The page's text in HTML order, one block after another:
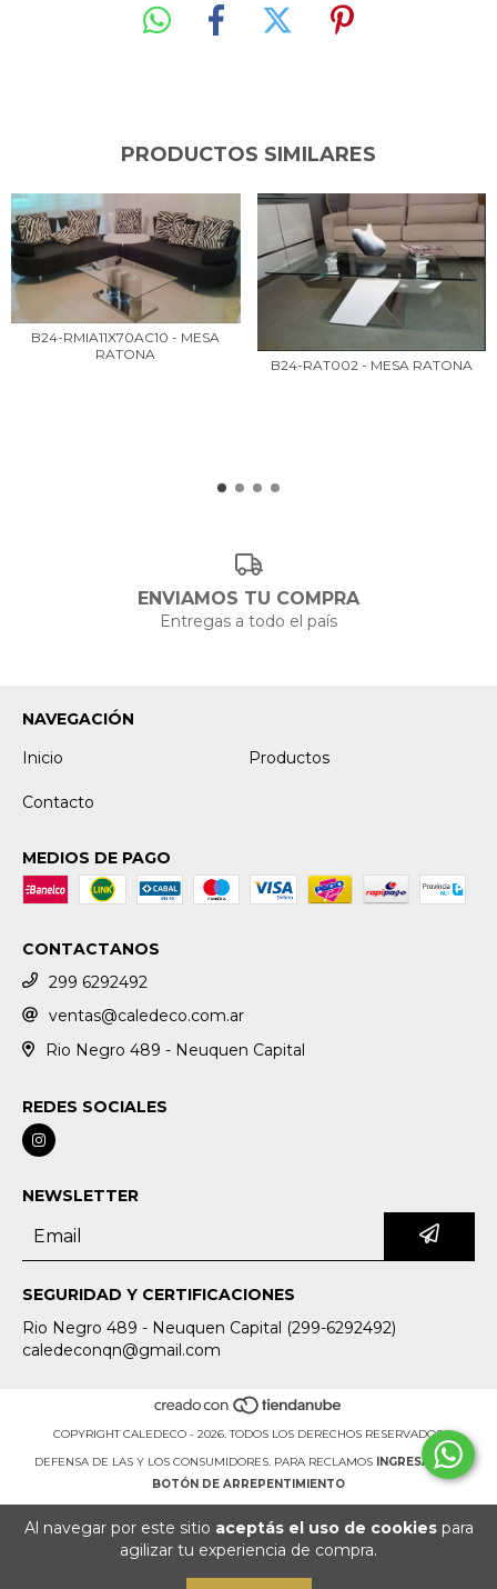
Al navegar por este sitio aceptás el uso de cookiespara
agilizar tu experiencia de compra.
PRODUCTOS SIMILARES
B24-RMIA11X70AC10 - MESA
RATONA
B24-RAT002 - MESA RATONA
ENVIAMOS TU COMPRA
Entregas a todo el país
NAVEGACIÓN
Inicio
Productos
Contacto
MEDIOS DE PAGO
CONTACTANOS
299 6292492
ventas@caledeco.com.ar
Rio Negro 489 - Neuquen Capital
REDES SOCIALES
NEWSLETTER
SEGURIDAD Y CERTIFICACIONES
Rio Negro 489 - Neuquen Capital (299-6292492)
caledeconqn@gmail.com
COPYRIGHT CALEDECO - 2026. TODOS LOS DERECHOS RESERVADOS.
DEFENSA DE LAS Y LOS CONSUMIDORES. PARA RECLAMOS
INGRESÁ ACÁ.
BOTÓN DE ARREPENTIMIENTO